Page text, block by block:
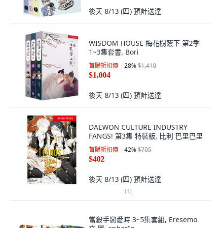
後天 8/13 (四) 預計送達
WISDOM HOUSE 梅花樹蔭下 第2季
1~3集套書, Bori
首購折扣價 28%$1,410
$1,004
後天 8/13 (四) 預計送達
DAEWON CULTURE INDUSTRY
FANGS! 第3集 特裝版, 比利 巴里巴里
首購折扣價 42%$705
$402
後天 8/13 (四) 預計送達
(1)
當殺手戀愛時 3~5集套組, Eresemo